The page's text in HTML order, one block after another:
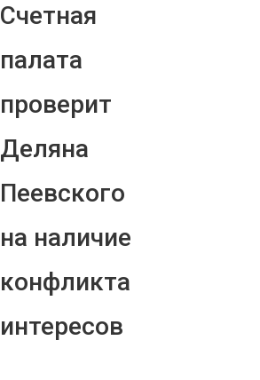
Счетная
палата
проверит
Деляна
Пеевского
на наличие
конфликта
интересов